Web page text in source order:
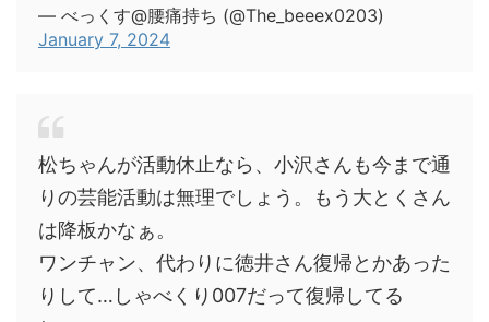
— べっくす@腰痛持ち (@The_beeex0203)
January 7, 2024
松ちゃんが活動休止なら、小沢さんも今まで通
りの芸能活動は無理でしょう。もう大とくさん
は降板かなぁ。
ワンチャン、代わりに徳井さん復帰とかあった
りして…しゃべくり007だって復帰してる